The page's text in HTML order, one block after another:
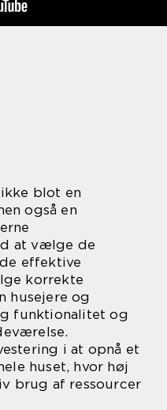
blot en
også en
at vælge de
effektive
korrekte
husejere og
funktionalitet og
i at opnå et
huset, hvor høj
brug af ressourcer